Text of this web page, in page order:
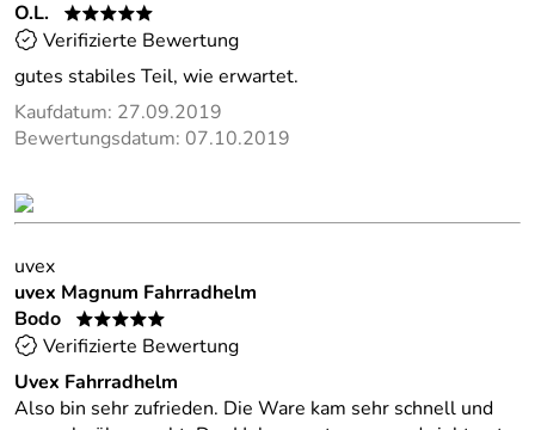
O.L.
*****
Verifizierte Bewertung
gutes stabiles Teil, wie erwartet.
Kaufdatum: 27.09.2019
Bewertungsdatum: 07.10.2019
uvex
uvex Magnum Fahrradhelm
Bodo
*****
Verifizierte Bewertung
Uvex Fahrradhelm
Also bin sehr zufrieden. Die Ware kam sehr schnell und